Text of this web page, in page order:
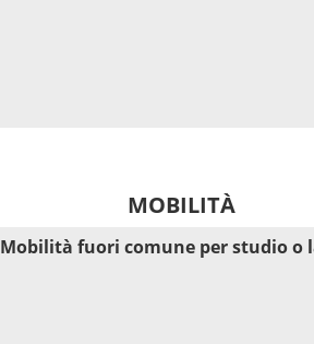
MOBILITÀ
Mobilità fuori comune per studio o